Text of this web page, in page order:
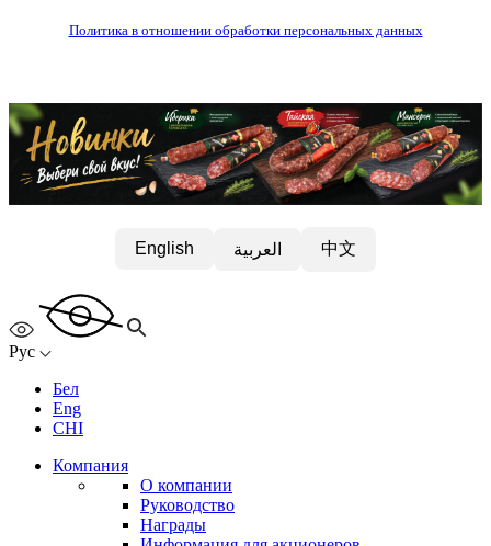
Политика в отношении обработки персональных данных
English العربية 中文
Рус
Бел
Eng
CHI
Компания
О компании
Руководство
Награды